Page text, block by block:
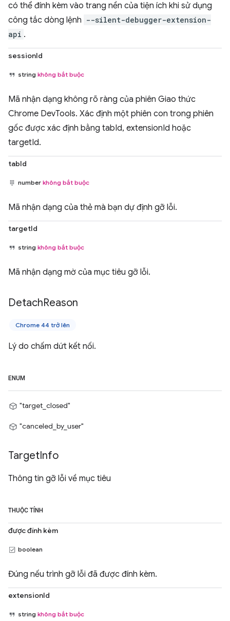
có thể đính kèm vào trang nền của tiện ích khi sử dụng
công tắc dòng lệnh --silent-debugger-extension-
api .
sessionId
string không bắt buộc
Mã nhận dạng không rõ ràng của phiên Giao thức
Chrome DevTools. Xác định một phiên con trong phiên
gốc được xác định bằng tabId, extensionId hoặc
targetId.
tabId
number không bắt buộc
Mã nhận dạng của thẻ mà bạn dự định gỡ lỗi.
targetId
string không bắt buộc
Mã nhận dạng mờ của mục tiêu gỡ lỗi.
DetachReason
Chrome 44 trở lên
Lý do chấm dứt kết nối.
ENUM
"target_closed"
"canceled_by_user"
TargetInfo
Thông tin gỡ lỗi về mục tiêu
THUỘC TÍNH
được đính kèm
boolean
Đúng nếu trình gỡ lỗi đã được đính kèm.
extensionId
string không bắt buộc